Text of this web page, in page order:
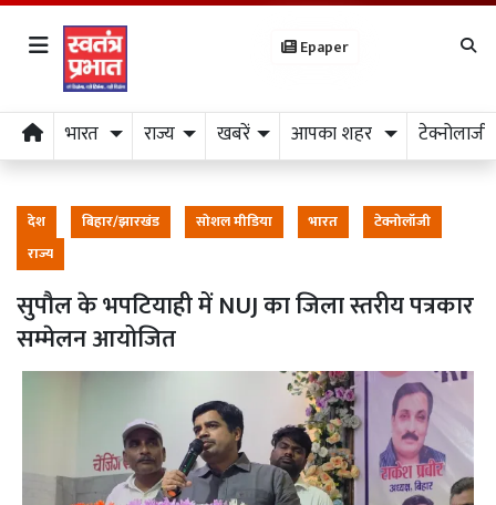
Epaper
भारत राज्य खबरें आपका शहर टेक्नोलाजी
देश बिहार/झारखंड सोशल मीडिया भारत
टेक्नोलॉजी
राज्य
सुपौल के भपटियाही में NUJ का जिला स्तरीय पत्रकार
सम्मेलन आयोजित